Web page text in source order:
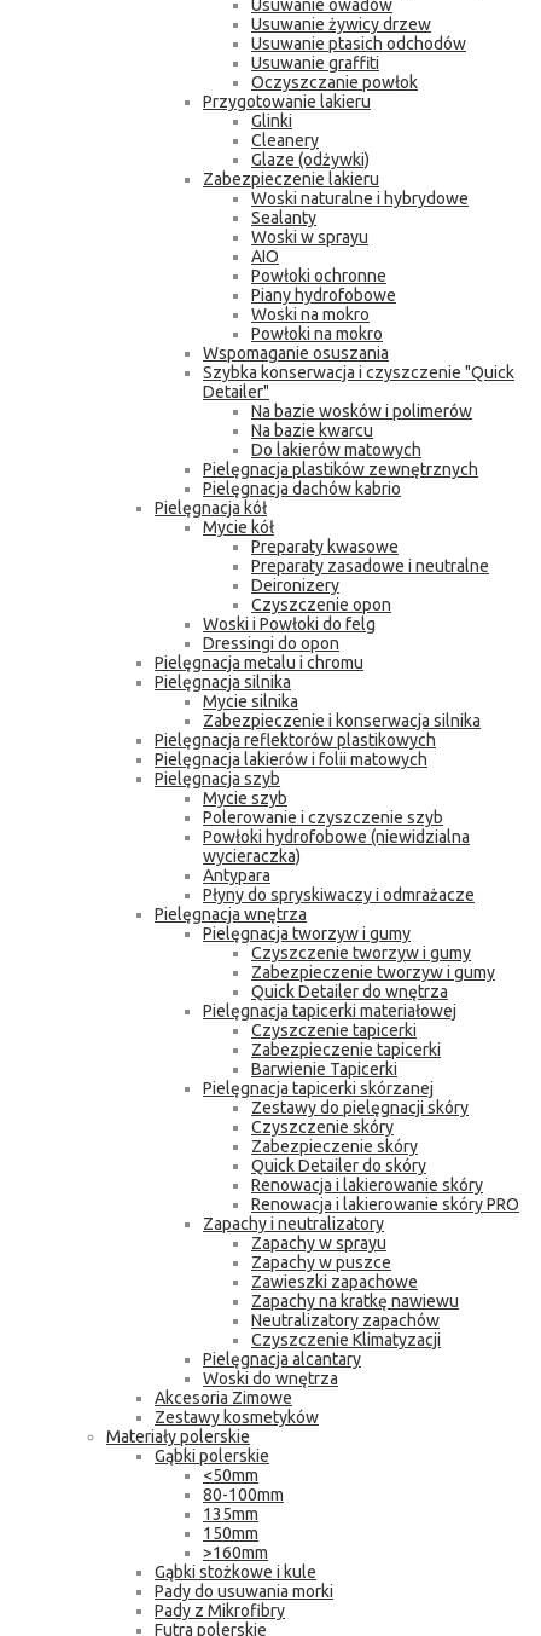
Usuwanie owadów
Usuwanie żywicy drzew
Usuwanie ptasich odchodów
Usuwanie graffiti
Oczyszczanie powłok
Przygotowanie lakieru
Glinki
Cleanery
Glaze (odżywki)
Zabezpieczenie lakieru
Woski naturalne i hybrydowe
Sealanty
Woski w sprayu
AIO
Powłoki ochronne
Piany hydrofobowe
Woski na mokro
Powłoki na mokro
Wspomaganie osuszania
Szybka konserwacja i czyszczenie "Quick
Detailer"
Na bazie wosków i polimerów
Na bazie kwarcu
Do lakierów matowych
Pielęgnacja plastików zewnętrznych
Pielęgnacja dachów kabrio
Pielęgnacja kół
Mycie kół
Preparaty kwasowe
Preparaty zasadowe i neutralne
Deironizery
Czyszczenie opon
Woski i Powłoki do felg
Dressingi do opon
Pielęgnacja metalu i chromu
Pielęgnacja silnika
Mycie silnika
Zabezpieczenie i konserwacja silnika
Pielęgnacja reflektorów plastikowych
Pielęgnacja lakierów i folii matowych
Pielęgnacja szyb
Mycie szyb
Polerowanie i czyszczenie szyb
Powłoki hydrofobowe (niewidzialna
wycieraczka)
Antypara
Płyny do spryskiwaczy i odmrażacze
Pielęgnacja wnętrza
Pielęgnacja tworzyw i gumy
Czyszczenie tworzyw i gumy
Zabezpieczenie tworzyw i gumy
Quick Detailer do wnętrza
Pielęgnacja tapicerki materiałowej
Czyszczenie tapicerki
Zabezpieczenie tapicerki
Barwienie Tapicerki
Pielęgnacja tapicerki skórzanej
Zestawy do pielęgnacji skóry
Czyszczenie skóry
Zabezpieczenie skóry
Quick Detailer do skóry
Renowacja i lakierowanie skóry
Renowacja i lakierowanie skóry PRO
Zapachy i neutralizatory
Zapachy w sprayu
Zapachy w puszce
Zawieszki zapachowe
Zapachy na kratkę nawiewu
Neutralizatory zapachów
Czyszczenie Klimatyzacji
Pielęgnacja alcantary
Woski do wnętrza
Akcesoria Zimowe
Zestawy kosmetyków
Materiały polerskie
Gąbki polerskie
<50mm
80-100mm
135mm
150mm
>160mm
Gąbki stożkowe i kule
Pady do usuwania morki
Pady z Mikrofibry
Futra polerskie